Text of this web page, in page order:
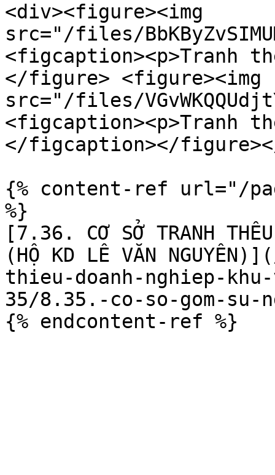
<div><figure><img
src="/files/
<figcaption><p>Tranh
</figure> <figure><img
src="/files/
<figcaption><p>Tranh
</figcaption></
{% content-ref url="/
%}
[7.36. CƠ SỞ TRANH THÊU
(HỘ KD LÊ VĂN
thieu-doanh-nghiep-
35/8.35.-co-so-gom-su-